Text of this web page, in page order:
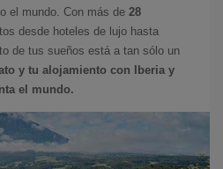
el mundo. Con más de 28
desde hoteles de lujo hasta
de tus sueños está a tan sólo un
y tu alojamiento con Iberia y
el mundo.